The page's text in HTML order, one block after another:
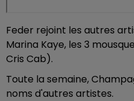
Feder rejoint les autres
Marina Kaye, les 3
Cris Cab).
Toute la semaine,
noms d'autres artistes.